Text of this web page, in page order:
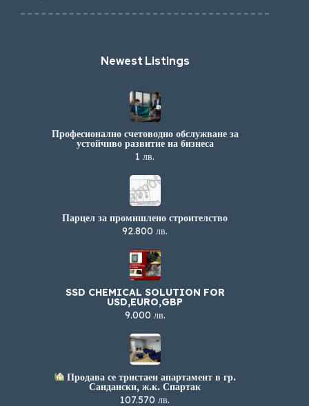
Newest Listings​
Професионално счетоводно обслужване за
устойчиво развитие на бизнеса
1 лв.
Парцел за промишлено строителство
92.800 лв.
SSD CHEMICAL SOLUTION FOR
USD,EURO,GBP
9.000 лв.
Продава се тристаен апартамент в гр.
Сандански, ж.к. Спартак
107.570 лв.